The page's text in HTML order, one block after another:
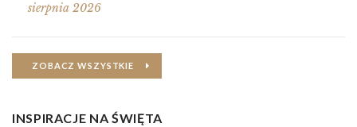
sierpnia 2026
ZOBACZ WSZYSTKIE
INSPIRACJE NA ŚWIĘTA